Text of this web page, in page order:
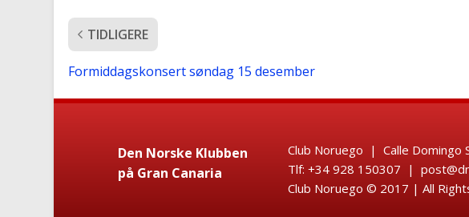
TIDLIGERE
Formiddagskonsert søndag 15 desember
Den Norske Klubben
på Gran Canaria
Club Noruego | Calle Domingo
Tlf: +34 928 150307 |
Club Noruego © 2017 | All